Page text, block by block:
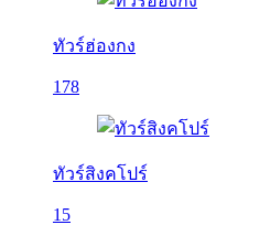
ทัวร์ฮ่องกง
178
ทัวร์สิงคโปร์
15